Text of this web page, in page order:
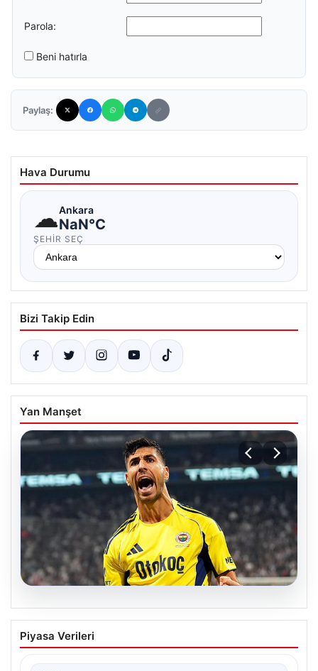
Parola:
Beni hatırla
Paylaş:
Hava Durumu
☁Ankara
NaN°C
ŞEHIR SEÇ
Bizi Takip Edin
Yan Manşet
03.08.2026
Fenerbahçe’de İsmail Kartal ve Asensio
Arasındaki Tartışma Gündemi Sarstı
Piyasa Verileri